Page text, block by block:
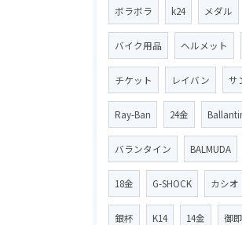
ボラボラ k24 メダル
バイク用品 ヘルメット
チケット レイバン サ
Ray-Ban 24金
バランタイン BALMUDA
18金 G-SHOCK カシオ
銀杯 K14 14金 御